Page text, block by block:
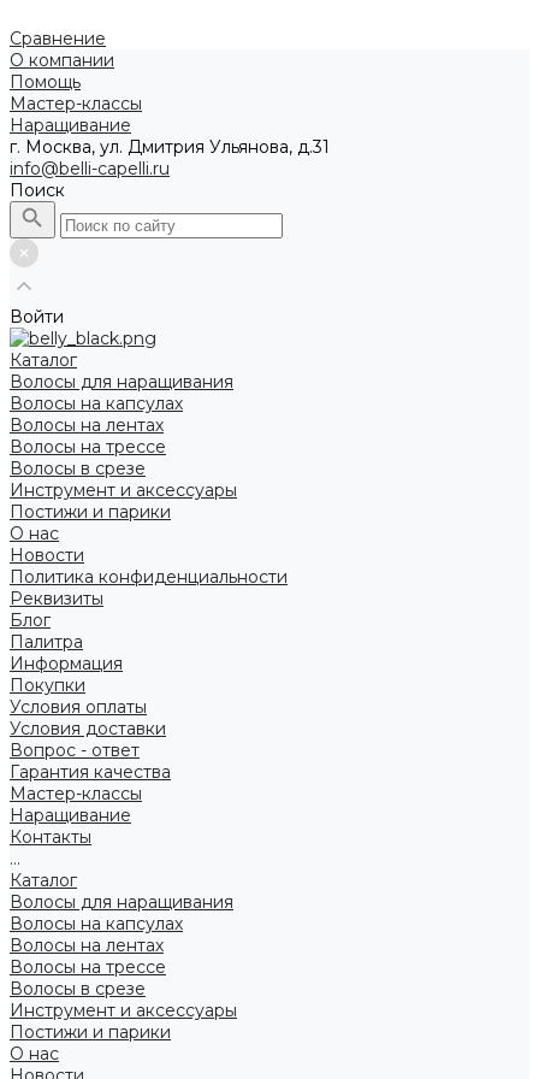
Сравнение
О компании
Помощь
Мастер-классы
Наращивание
г. Москва, ул. Дмитрия Ульянова, д.31
info@belli-capelli.ru
Поиск
Войти
Каталог
Волосы для наращивания
Волосы на капсулах
Волосы на лентах
Волосы на трессе
Волосы в срезе
Инструмент и аксессуары
Постижи и парики
О нас
Новости
Политика конфиденциальности
Реквизиты
Блог
Палитра
Информация
Покупки
Условия оплаты
Условия доставки
Вопрос - ответ
Гарантия качества
Мастер-классы
Наращивание
Контакты
...
Каталог
Волосы для наращивания
Волосы на капсулах
Волосы на лентах
Волосы на трессе
Волосы в срезе
Инструмент и аксессуары
Постижи и парики
О нас